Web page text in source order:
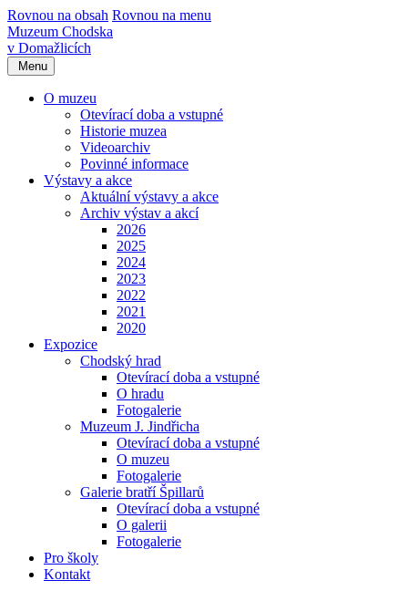
Rovnou na obsah Rovnou na menu
Muzeum Chodska
v Domažlicích
Menu
O muzeu
Otevírací doba a vstupné
Historie muzea
Videoarchiv
Povinné informace
Výstavy a akce
Aktuální výstavy a akce
Archiv výstav a akcí
2026
2025
2024
2023
2022
2021
2020
Expozice
Chodský hrad
Otevírací doba a vstupné
O hradu
Fotogalerie
Muzeum J. Jindřicha
Otevírací doba a vstupné
O muzeu
Fotogalerie
Galerie bratří Špillarů
Otevírací doba a vstupné
O galerii
Fotogalerie
Pro školy
Kontakt